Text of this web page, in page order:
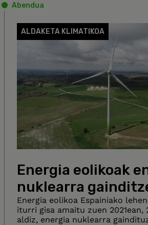
Abendua
ALDAKETA KLIMATIKOA
Energia eolikoak
nuklearra
Energia eolikoa Espainiako
iturri gisa amaitu zuen 2021ean,
aldiz, energia nuklearra